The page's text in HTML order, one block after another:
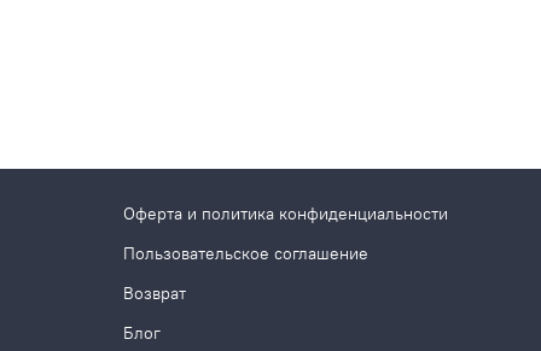
Оферта и политика конфиденциальности
Пользовательское соглашение
Возврат
Блог